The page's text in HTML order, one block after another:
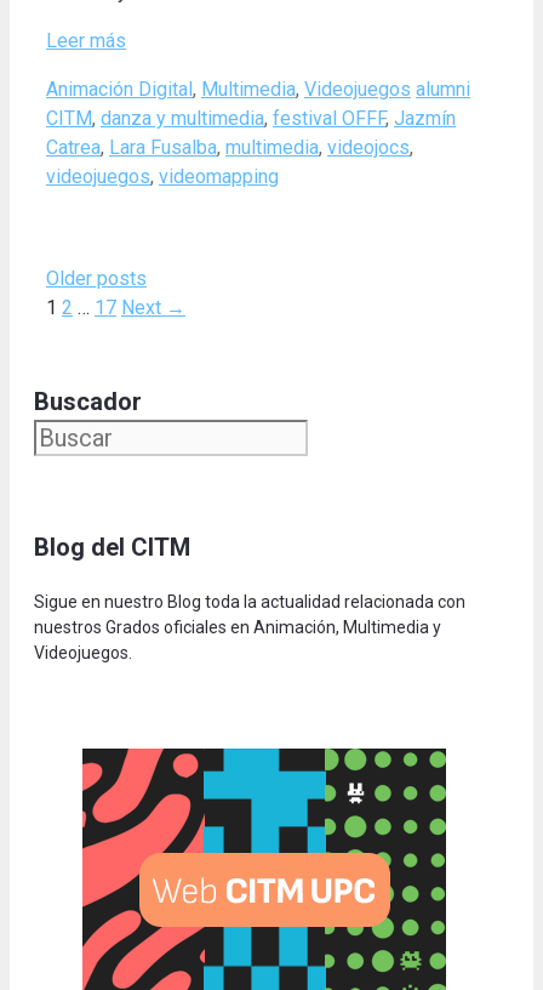
Leer más
Categories
Animación Digital , Multimedia, Videojuegos Tags
alumni
CITM, danza y multimedia, festival OFFF, Jazmín
Catrea, Lara Fusalba, multimedia, videojocs,
videojuegos, videomapping
Older posts
Page
1 Page
2 … Page
17 Next →
Buscador
Blog del CITM
Sigue en nuestro Blog toda la actualidad relacionada con
nuestros Grados oficiales en Animación, Multimedia y
Videojuegos.